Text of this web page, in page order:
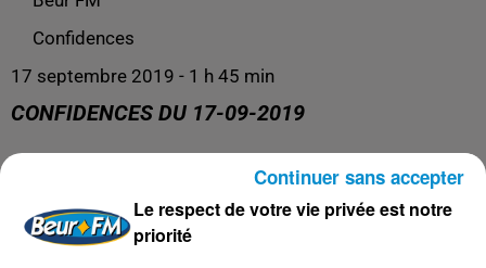
Confidences
17 septembre 2019 - 1 h 45 min
CONFIDENCES DU 17-09-2019
Le respect de votre vie privée est notre
priorité
Continuer sans accepter